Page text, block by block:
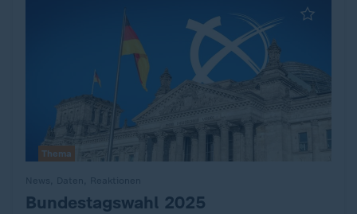
:Bundestagswahl 2025
Thema